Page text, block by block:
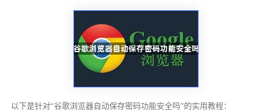
以下是针对“谷歌浏览器自动保存密码功能安全吗”的实用教程：